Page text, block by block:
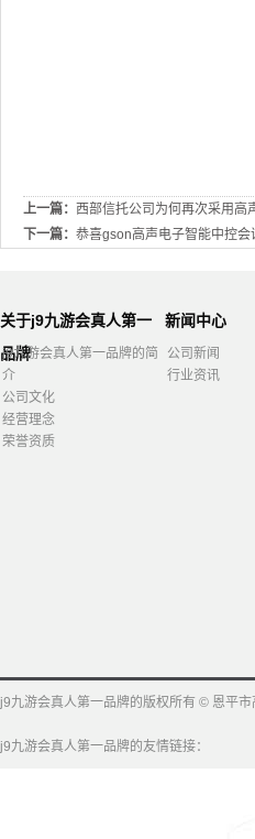
上一篇： 西部信托公司为何再次采用高
下一篇： 恭喜gson高声电子智能中控
关于j9九游会真人第一
品牌
j9九游会真人第一品牌的简
介
公司文化
经营理念
荣誉资质
新闻中心
公司新闻
行业资讯
j9九游会真人第一品牌的版权所有 © 恩平
j9九游会真人第一品牌的友情链接：